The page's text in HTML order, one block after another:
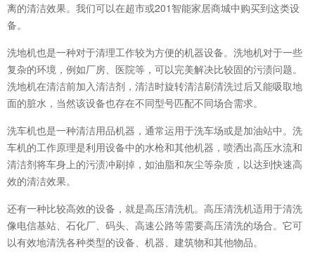
离的清洁效果。我们可以在超市或201智能家居商城中购买到这类设
备。
洗地机也是一种对于清理工作较为方便的机器设备。洗地机对于一些
复杂的环境，例如厂房、医院等，可以完美解决比较固的污渍问题。
洗地机在清洁前加入清洁剂，清洁时旋转清洁刷清洗过后又能吸取地
面的脏水，当然该设备也存在不同型号匹配不同场合需求。
洗车机也是一种清洁用品机器，通常运用于洗车场或是加油站中。洗
车机的工作原理是利用设备中的水枪和其他机器，喷洒出高压水流和
清洁剂将车身上的污渍冲刷掉，如油脂和灰尘等杂质，以达到快速高
效的清洁效果。
还有一种比较高效的设备，就是高压清洗机。高压清洗机适用于清洗
像电信基站、石化厂、码头、高速公路等需要高压清洗的场合。它可
以有效地清洗各种类型的设备、机器、建筑物和其他物品。